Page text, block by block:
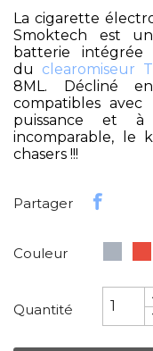
La cigarette
Smoktech est
batterie
du clearomiseur
8ML. Décliné
compatibles avec
puissance et
incomparable, le
chasers !!!
Partager
Couleur
Quantité